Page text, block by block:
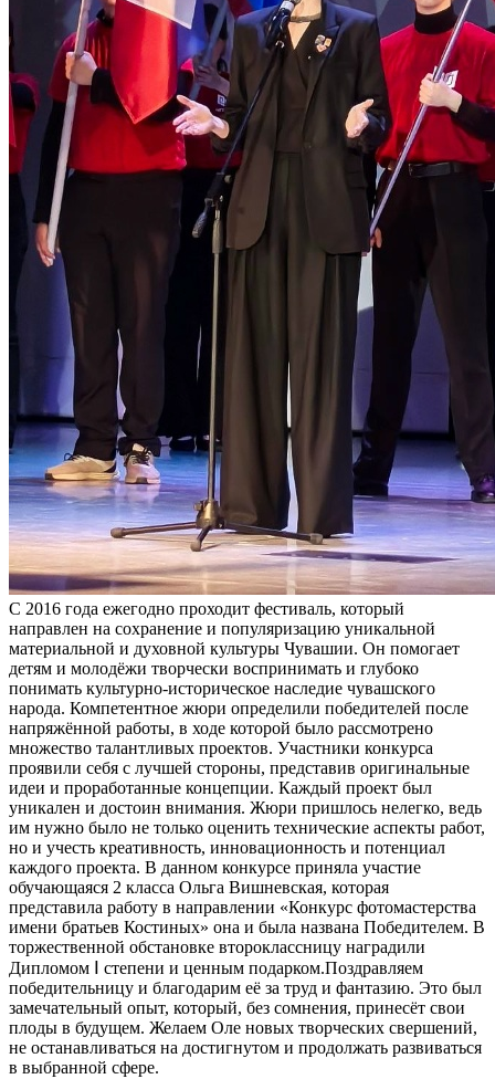
С 2016 года ежегодно проходит фестиваль, который
направлен на сохранение и популяризацию уникальной
материальной и духовной культуры Чувашии. Он помогает
детям и молодёжи творчески воспринимать и глубоко
понимать культурно-историческое наследие чувашского
народа. Компетентное жюри определили победителей после
напряжённой работы, в ходе которой было рассмотрено
множество талантливых проектов. Участники конкурса
проявили себя с лучшей стороны, представив оригинальные
идеи и проработанные концепции. Каждый проект был
уникален и достоин внимания. Жюри пришлось нелегко, ведь
им нужно было не только оценить технические аспекты работ,
но и учесть креативность, инновационность и потенциал
каждого проекта. В данном конкурсе приняла участие
обучающаяся 2 класса Ольга Вишневская, которая
представила работу в направлении «Конкурс фотомастерства
имени братьев Костиных» она и была названа Победителем. В
торжественной обстановке второклассницу наградили
Дипломом Ⅰ степени и ценным подарком.Поздравляем
победительницу и благодарим её за труд и фантазию. Это был
замечательный опыт, который, без сомнения, принесёт свои
плоды в будущем. Желаем Оле новых творческих свершений,
не останавливаться на достигнутом и продолжать развиваться
в выбранной сфере.